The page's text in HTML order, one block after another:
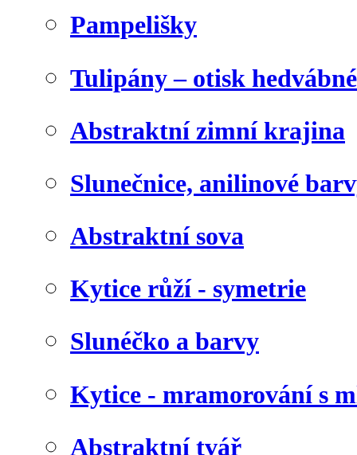
Pampelišky
Tulipány – otisk
Abstraktní zimní krajina
Slunečnice, anilinové
Abstraktní sova
Kytice růží - symetrie
Slunéčko a barvy
Kytice - mramorování s
Abstraktní tvář